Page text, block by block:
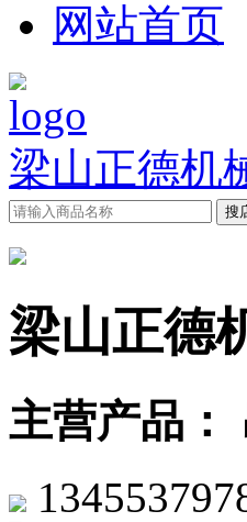
网站首页
梁山正德机
搜
梁山正德
主营产品：